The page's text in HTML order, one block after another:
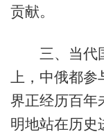
贡献。
三、当代国
上，中俄都
界正经历百年
明地站在历史